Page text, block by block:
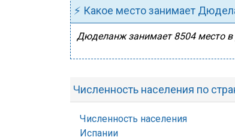
⚡ Какое место занимает
Дюделанж занимает 8504 место в
Численность населения по
Численность населения
Испании